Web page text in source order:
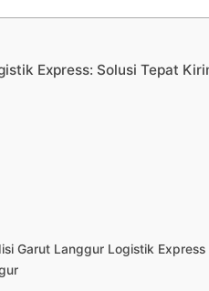
Express: Solusi Tepat
Garut Langgur Logistik Express